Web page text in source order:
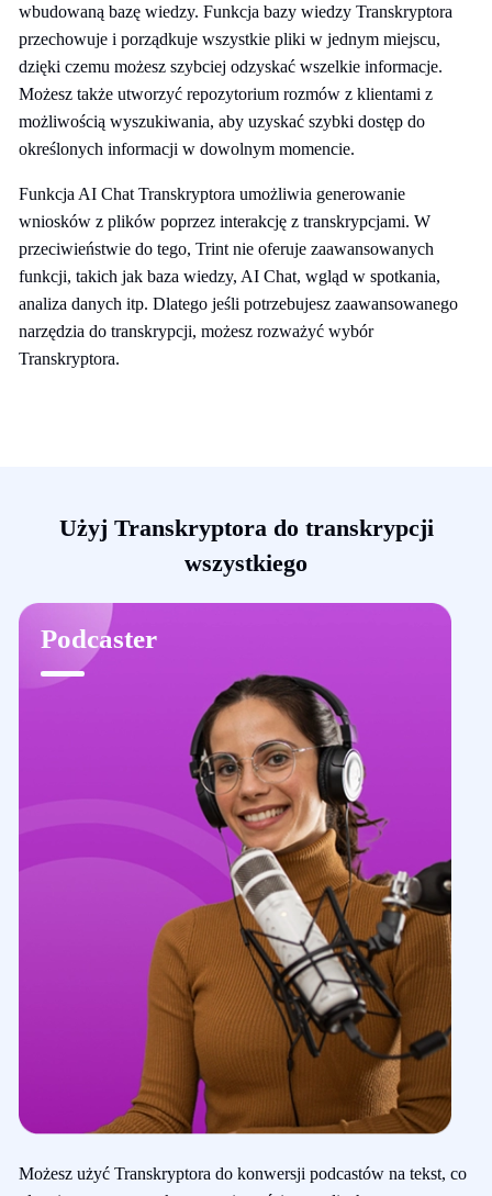
wbudowaną bazę wiedzy. Funkcja bazy wiedzy Transkryptora
przechowuje i porządkuje wszystkie pliki w jednym miejscu,
dzięki czemu możesz szybciej odzyskać wszelkie informacje.
Możesz także utworzyć repozytorium rozmów z klientami z
możliwością wyszukiwania, aby uzyskać szybki dostęp do
określonych informacji w dowolnym momencie.
Funkcja AI Chat Transkryptora umożliwia generowanie
wniosków z plików poprzez interakcję z transkrypcjami. W
przeciwieństwie do tego, Trint nie oferuje zaawansowanych
funkcji, takich jak baza wiedzy, AI Chat, wgląd w spotkania,
analiza danych itp. Dlatego jeśli potrzebujesz zaawansowanego
narzędzia do transkrypcji, możesz rozważyć wybór
Transkryptora.
Użyj Transkryptora do transkrypcji
wszystkiego
Podcaster
Możesz użyć Transkryptora do konwersji podcastów na tekst, co